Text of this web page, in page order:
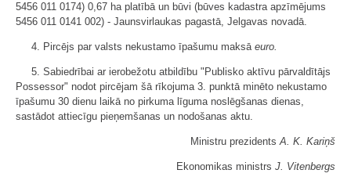
5456 011 0174) 0,67 ha platībā un būvi (būves kadastra apzīmējums
5456 011 0141 002) - Jaunsvirlaukas pagastā, Jelgavas novadā.
4. Pircējs par valsts nekustamo īpašumu maksā euro.
5. Sabiedrībai ar ierobežotu atbildību "Publisko aktīvu pārvaldītājs
Possessor" nodot pircējam šā rīkojuma 3. punktā minēto nekustamo
īpašumu 30 dienu laikā no pirkuma līguma noslēgšanas dienas,
sastādot attiecīgu pieņemšanas un nodošanas aktu.
Ministru prezidentsA. K. Kariņš
Ekonomikas ministrs J. Vitenbergs